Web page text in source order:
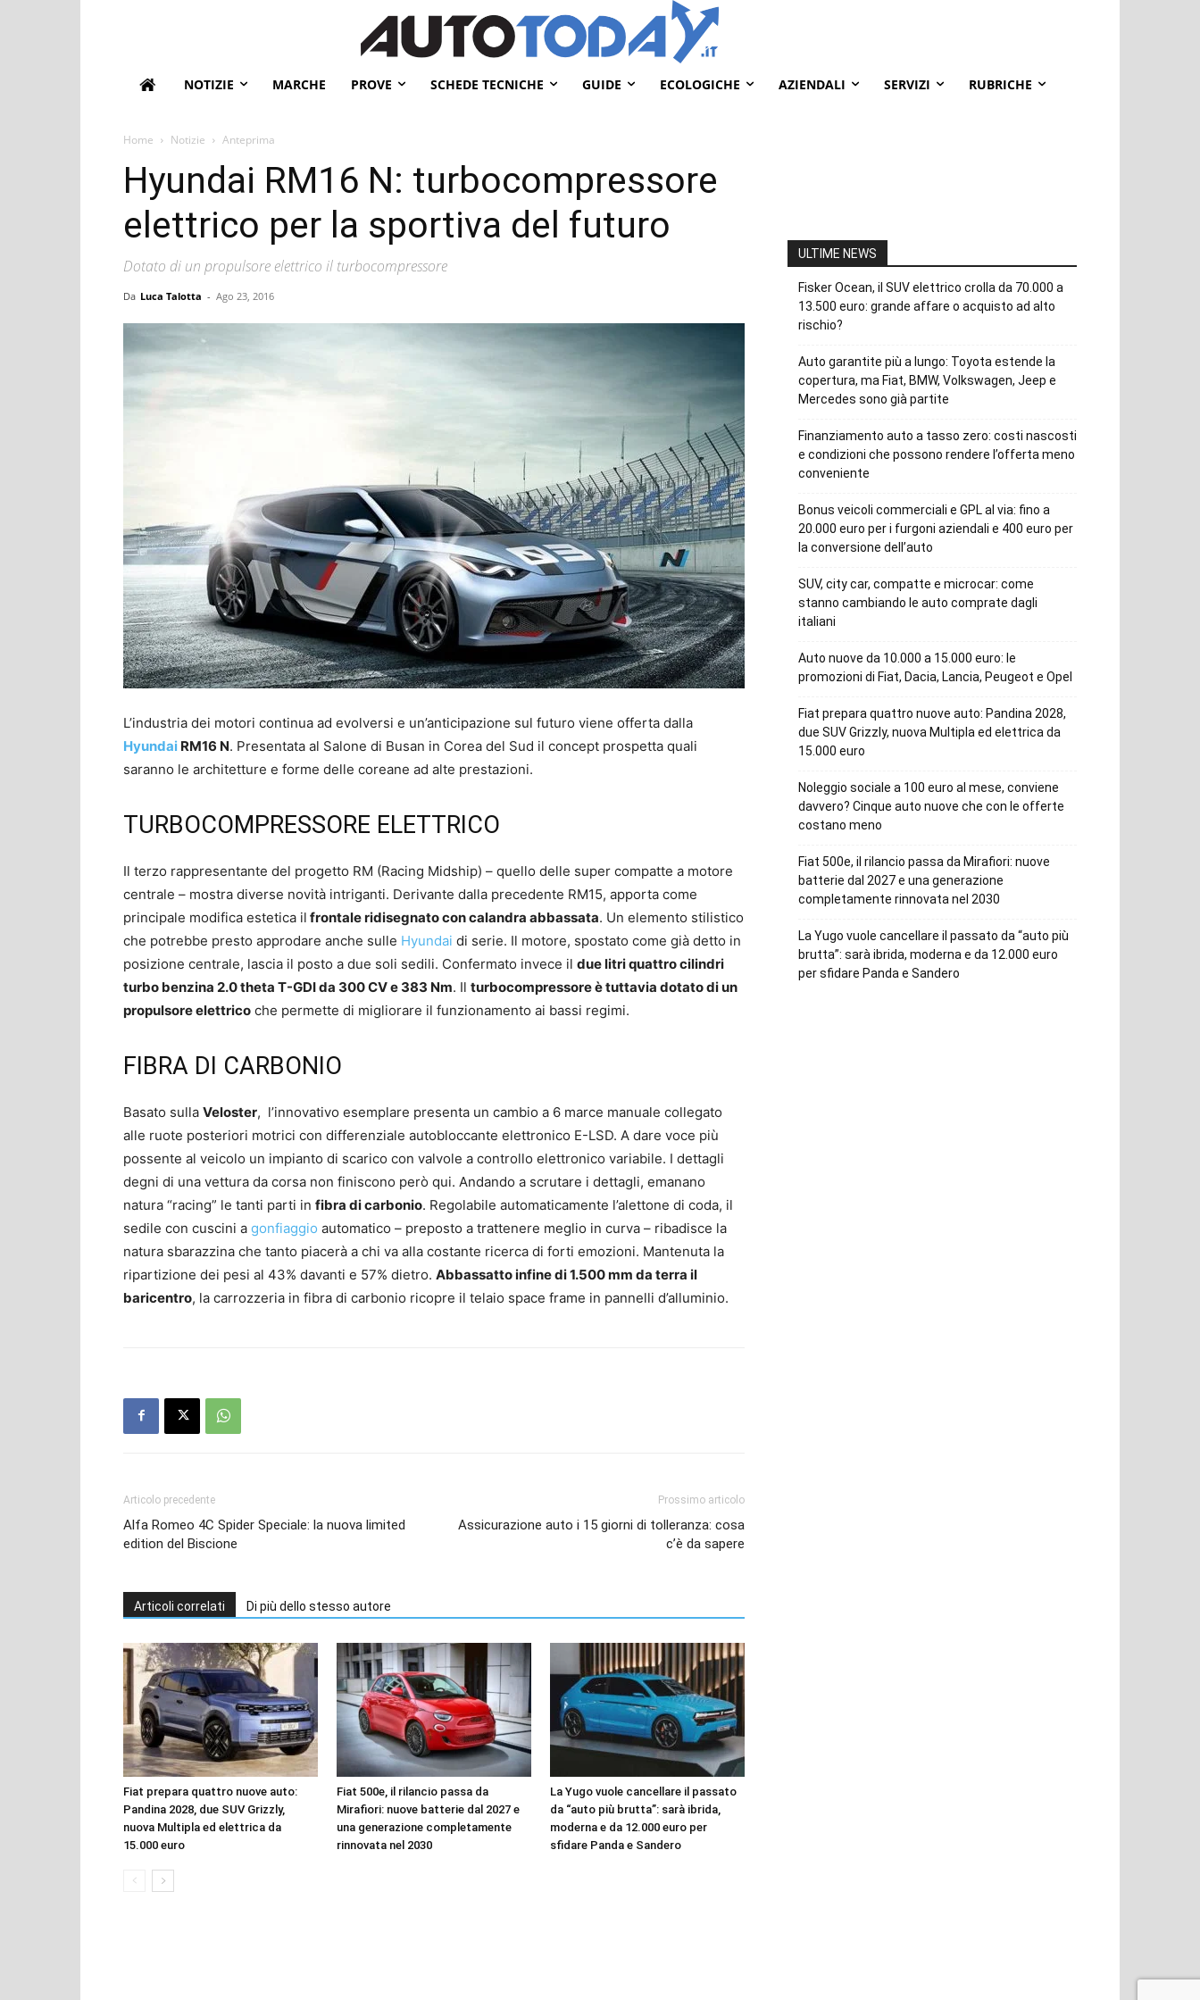
NOTIZIE MARCHE PROVE SCHEDE TECNICHE GUIDE ECOLOGICHE AZIENDALI SERVIZI RUBRICHE
Home Notizie Anteprima
Hyundai RM16 N: turbocompressore
elettrico per la sportiva del futuro
Dotato di un propulsore elettrico il turbocompressore
Da Luca Talotta - Ago 23, 2016
L’industria dei motori continua ad evolversi e un’anticipazione sul futuro viene offerta dalla
Hyundai RM16 N. Presentata al Salone di Busan in Corea del Sud il concept prospetta quali
saranno le architetture e forme delle coreane ad alte prestazioni.
TURBOCOMPRESSORE ELETTRICO
Il terzo rappresentante del progetto RM (Racing Midship) – quello delle super compatte a motore
centrale – mostra diverse novità intriganti. Derivante dalla precedente RM15, apporta come
principale modifica estetica il frontale ridisegnato con calandra abbassata. Un elemento stilistico
che potrebbe presto approdare anche sulle Hyundai di serie. Il motore, spostato come già detto in
posizione centrale, lascia il posto a due soli sedili. Confermato invece il due litri quattro cilindri
turbo benzina 2.0 theta T-GDI da 300 CV e 383 Nm. Il turbocompressore è tuttavia dotato di un
propulsore elettrico che permette di migliorare il funzionamento ai bassi regimi.
FIBRA DI CARBONIO
Basato sulla Veloster, l’innovativo esemplare presenta un cambio a 6 marce manuale collegato
alle ruote posteriori motrici con differenziale autobloccante elettronico E-LSD. A dare voce più
possente al veicolo un impianto di scarico con valvole a controllo elettronico variabile. I dettagli
degni di una vettura da corsa non finiscono però qui. Andando a scrutare i dettagli, emanano
natura “racing” le tanti parti in fibra di carbonio. Regolabile automaticamente l’alettone di coda, il
sedile con cuscini a gonfiaggio automatico – preposto a trattenere meglio in curva – ribadisce la
natura sbarazzina che tanto piacerà a chi va alla costante ricerca di forti emozioni. Mantenuta la
ripartizione dei pesi al 43% davanti e 57% dietro. Abbassatto infine di 1.500 mm da terra il
baricentro, la carrozzeria in fibra di carbonio ricopre il telaio space frame in pannelli d’alluminio.
Articolo precedente
Alfa Romeo 4C Spider Speciale: la nuova limited
edition del Biscione
Prossimo articolo
Assicurazione auto i 15 giorni di tolleranza: cosa
c’è da sapere
Articoli correlati Di più dello stesso autore
Fiat prepara quattro nuove auto:
Pandina 2028, due SUV Grizzly,
nuova Multipla ed elettrica da
15.000 euro
Fiat 500e, il rilancio passa da
Mirafiori: nuove batterie dal 2027 e
una generazione completamente
rinnovata nel 2030
La Yugo vuole cancellare il passato
da “auto più brutta”: sarà ibrida,
moderna e da 12.000 euro per
sfidare Panda e Sandero
ULTIME NEWS
Fisker Ocean, il SUV elettrico crolla da 70.000 a
13.500 euro: grande affare o acquisto ad alto
rischio?
Auto garantite più a lungo: Toyota estende la
copertura, ma Fiat, BMW, Volkswagen, Jeep e
Mercedes sono già partite
Finanziamento auto a tasso zero: costi nascosti
e condizioni che possono rendere l’offerta meno
conveniente
Bonus veicoli commerciali e GPL al via: fino a
20.000 euro per i furgoni aziendali e 400 euro per
la conversione dell’auto
SUV, city car, compatte e microcar: come
stanno cambiando le auto comprate dagli
italiani
Auto nuove da 10.000 a 15.000 euro: le
promozioni di Fiat, Dacia, Lancia, Peugeot e Opel
Fiat prepara quattro nuove auto: Pandina 2028,
due SUV Grizzly, nuova Multipla ed elettrica da
15.000 euro
Noleggio sociale a 100 euro al mese, conviene
davvero? Cinque auto nuove che con le offerte
costano meno
Fiat 500e, il rilancio passa da Mirafiori: nuove
batterie dal 2027 e una generazione
completamente rinnovata nel 2030
La Yugo vuole cancellare il passato da “auto più
brutta”: sarà ibrida, moderna e da 12.000 euro
per sfidare Panda e Sandero